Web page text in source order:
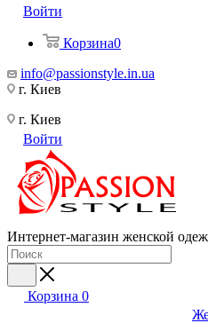
Войти
Корзина0
info@passionstyle.in.ua
г. Киев
г. Киев
Войти
Интернет-магазин женской
Корзина 0